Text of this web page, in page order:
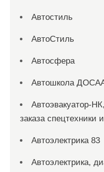
Автостиль
АвтоСтиль
Автосфера
Автошкола
Автоэвакуатор-
заказа спецтехники
Автоэлектрика 83
Автоэлектрика,